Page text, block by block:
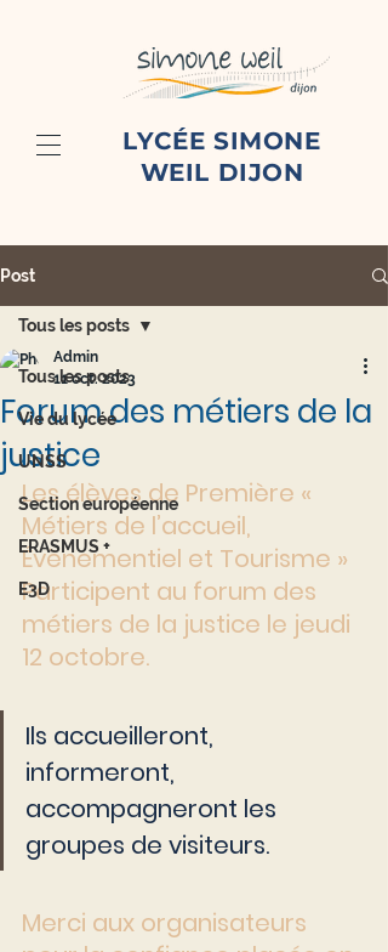
LYCÉE SIMONE
WEIL DIJON
Post
Tous les posts
Vie du lycée
UNSS
Section européenne
ERASMUS +
E3D
Tous les posts
Forum des métiers de la
justice
Admin
11 oct. 2023
Les élèves de Première «
Métiers de l’accueil,
Évènementiel et Tourisme »
Participent au forum des
métiers de la justice le jeudi
12 octobre.
Ils accueilleront,
informeront,
accompagneront les
groupes de visiteurs.
Merci aux organisateurs